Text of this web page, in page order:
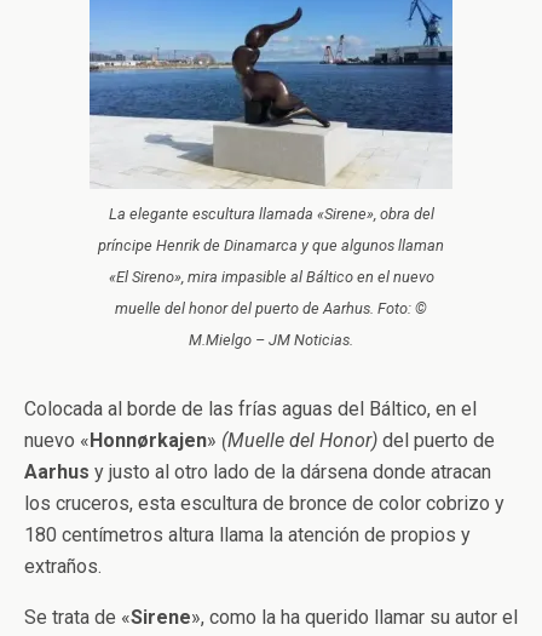
La elegante escultura llamada «Sirene», obra del
príncipe Henrik de Dinamarca y que algunos llaman
«El Sireno», mira impasible al Báltico en el nuevo
muelle del honor del puerto de Aarhus. Foto: ©
M.Mielgo – JM Noticias.
Colocada al borde de las frías aguas del Báltico, en el
nuevo «Honnørkajen» (Muelle del Honor) del puerto de
Aarhus y justo al otro lado de la dársena donde atracan
los cruceros, esta escultura de bronce de color cobrizo y
180 centímetros altura llama la atención de propios y
extraños.
Se trata de «Sirene», como la ha querido llamar su autor el